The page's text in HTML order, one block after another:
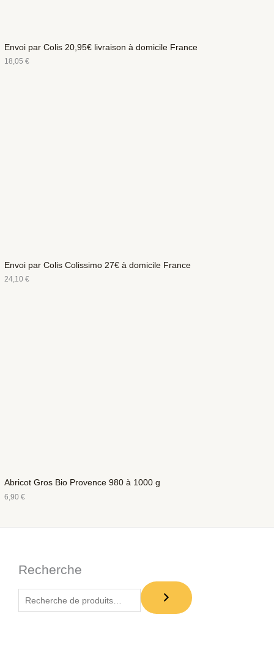
Envoi par Colis 20,95€ livraison à domicile France
18,05€
Envoi par Colis Colissimo 27€ à domicile France
24,10€
Abricot Gros Bio Provence 980 à 1000 g
6,90€
Recherche